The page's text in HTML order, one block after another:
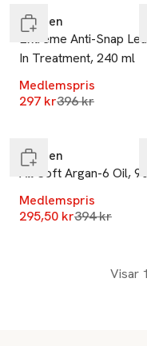
Redken
Extreme Anti-Snap
In Treatment, 240 ml
Medlemspris
297 krLägsta pris 30
396 kr
-25%
Redken
All Soft Argan-6 Oil,
Medlemspris
295,50 krLägsta pris
394 kr
Visar